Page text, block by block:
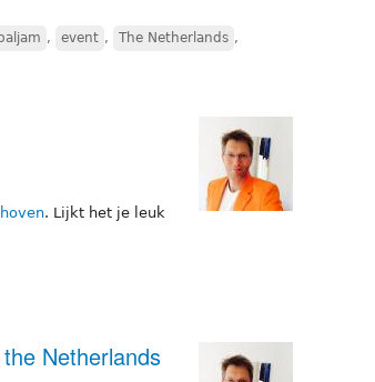
, event , The Netherlands ,
. Lijkt het je leuk
Netherlands